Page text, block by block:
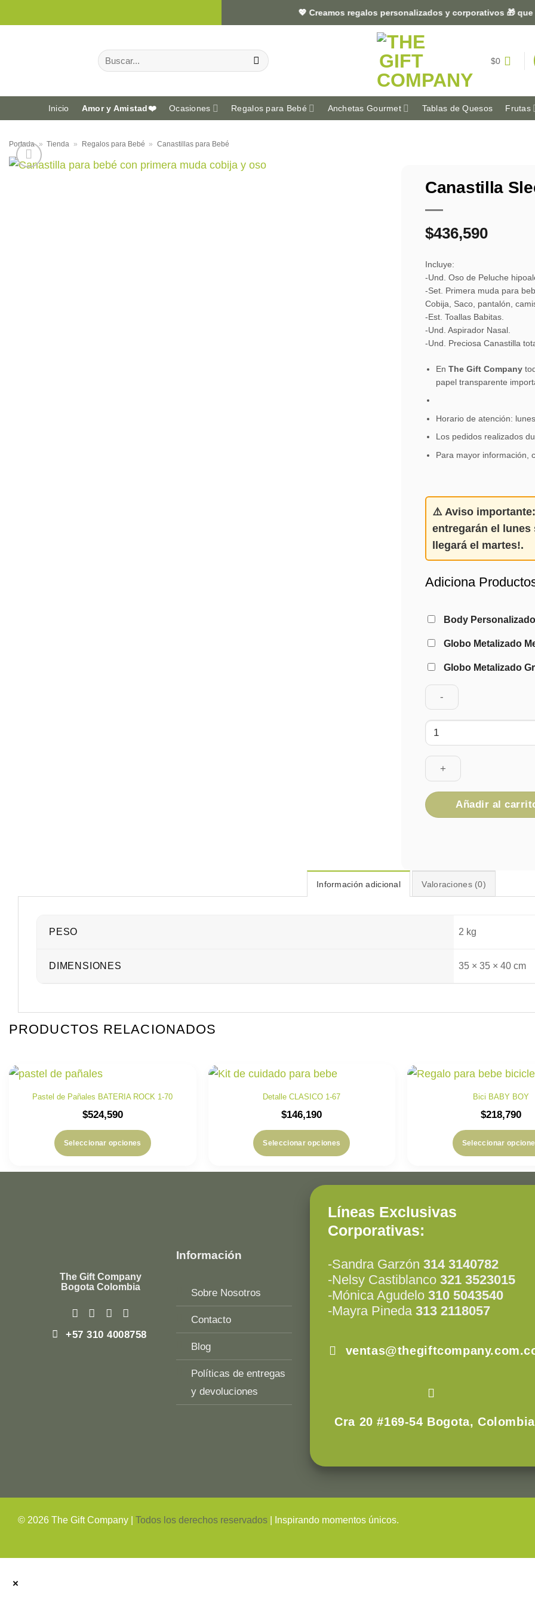
al
💖 Creamos regalos personalizados y corporativos 🎁 que
Buscar
por:
$0
Inicio Amor y Amistad❤️ Ocasiones Regalos para Bebé Anchetas Gourmet Tablas de Quesos Frutas
Portada » Tienda » Regalos para Bebé » Canastillas para Bebé
Canastilla
$436,590
Incluye:
-Und. Oso de Peluche
-Set. Primera muda para
Cobija, Saco, pantalón,
-Est. Toallas Babitas.
-Und. Aspirador Nasal.
-Und. Preciosa Canastilla
En The Gift Company
papel transparente
Horario de atención:
Los pedidos realizados
Para mayor información,
⚠️ Aviso importante:
entregarán el lunes
llegará el martes!.
Adiciona
Body Personalizado
Globo Metalizado
Globo Metalizado
Canastilla
Sleepy
Bear
cantidad
Añadir al
Información adicional Valoraciones (0)
PESO 2 kg
DIMENSIONES 35 × 35 × 40 cm
PRODUCTOS RELACIONADOS
Pastel de Pañales BATERIA ROCK 1-70
$524,590
Seleccionar opciones
Detalle CLASICO 1-67
$146,190
Seleccionar opciones
Bici BABY BOY
$218,790
Seleccionar
The Gift Company
Bogota Colombia
+57 310 4008758
Información
Sobre Nosotros
Contacto
Blog
Políticas de entregas
y devoluciones
Líneas Exclusivas
Corporativas:
-Sandra Garzón 314 3140782
-Nelsy Castiblanco 321 3523015
-Mónica Agudelo 310 5043540
-Mayra Pineda313 2118057
Cra 20 #169-54 Bogota, Colombia
© 2026 The Gift Company | Todos los derechos reservados | Inspirando momentos únicos.
×